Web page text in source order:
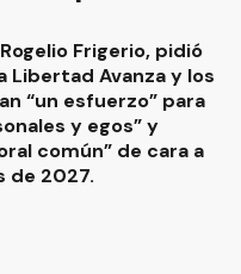
Frigerio, pidió
Libertad Avanza y los
“un esfuerzo” para
y egos” y
común” de cara a
de 2027.